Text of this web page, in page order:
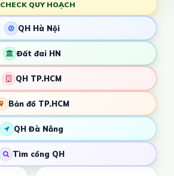
CHECK QUY HOẠCH
QH Hà Nội
Đất đai HN
QH TP.HCM
Bản đồ TP.HCM
QH Đà Nẵng
Tìm cổng QH